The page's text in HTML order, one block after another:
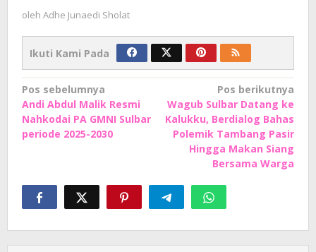
oleh Adhe Junaedi Sholat
Ikuti Kami Pada
Navigasi
pos
Pos sebelumnya
Andi Abdul Malik Resmi
Nahkodai PA GMNI Sulbar
periode 2025-2030
Pos berikutnya
Wagub Sulbar Datang ke
Kalukku, Berdialog Bahas
Polemik Tambang Pasir
Hingga Makan Siang
Bersama Warga